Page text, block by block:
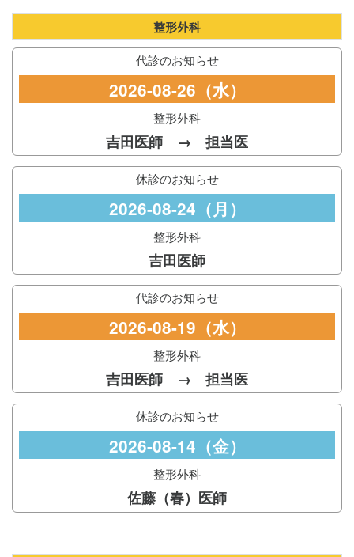
整形外科
代診のお知らせ
2026-08-26（水）
整形外科
吉田医師 → 担当医
休診のお知らせ
2026-08-24（月）
整形外科
吉田医師
代診のお知らせ
2026-08-19（水）
整形外科
吉田医師 → 担当医
休診のお知らせ
2026-08-14（金）
整形外科
佐藤（春）医師